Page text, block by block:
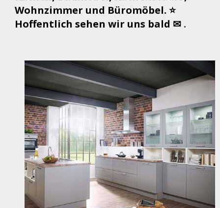
Wohnzimmer und Büromöbel. ⭐
Hoffentlich sehen wir uns bald ✉ .